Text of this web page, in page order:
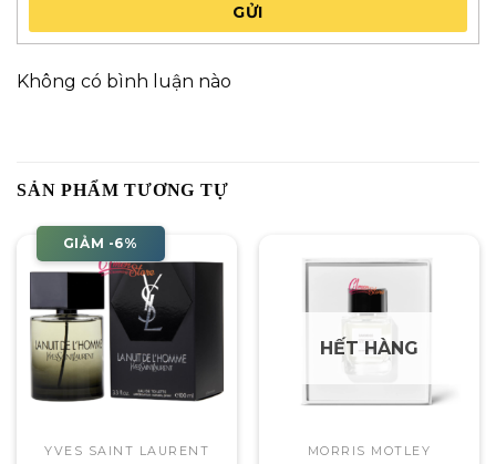
GỬI
Không có bình luận nào
SẢN PHẨM TƯƠNG TỰ
GIẢM -6%
YVES SAINT LAURENT
HẾT HÀNG
MORRIS MOTLEY